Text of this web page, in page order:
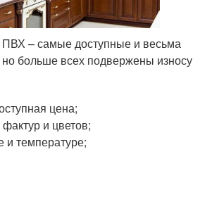
– самые доступные и весьма
больше всех подвержены износу
цена;
и цветов;
и температуре;